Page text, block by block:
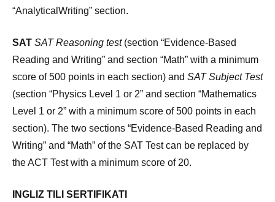
“AnalyticalWriting” section.
SAT SAT Reasoning test(section “Evidence-Based
Reading and Writing” and section “Math” with a minimum
score of 500 points in each section) and SAT Subject Test
(section “Physics Level 1 or 2” and section “Mathematics
Level 1 or 2” with a minimum score of 500 points in each
section). The two sections “Evidence-Based Reading and
Writing” and “Math” of the SAT Test can be replaced by
the ACT Test with a minimum score of 20.
INGLIZ TILI SERTIFIKATI